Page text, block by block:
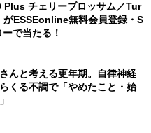
Plus チェリーブロッサム／Tur
ESSEonline無料会員登録・S
で当たる！
んと考える更年期。自律神経
くる不調で「やめたこと・始